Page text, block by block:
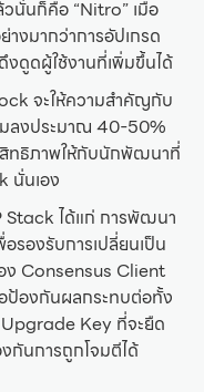
นั่นก็คือ “Nitro” เมื่อ
งมากว่าการอัปเกรด
ดูดผู้ใช้งานที่เพิ่มขึ้นได้
จะให้ความสำคัญกับ
มลงประมาณ 40-50%
สิทธิภาพให้กับนักพัฒนาที่
นั่นเอง
ได้แก่ การพัฒนา
รองรับการเปลี่ยนเป็น
ง Consensus Client
ป้องกันผลกระทบต่อทั้ง
Key ที่จะยืด
งกันการถูกโจมตีได้